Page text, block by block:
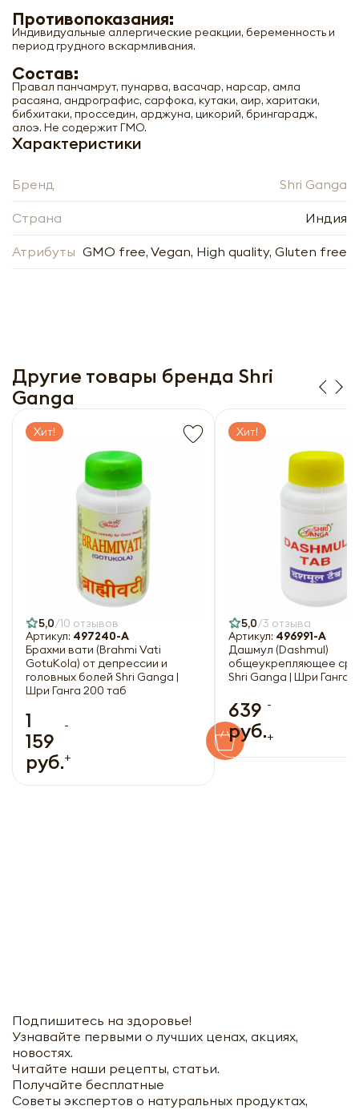
Противопоказания:
Индивидуальные аллергические реакции, беременность и
период грудного вскармливания.
Состав:
Правал панчамрут, пунарва, васачар, нарсар, амла
расаяна, андрографис, сарфока, кутаки, аир, харитаки,
бибхитаки, просседин, арджуна, цикорий, брингарадж,
алоэ. Не содержит ГМО.
Характеристики
Бренд Shri Ganga
Страна Индия
Атрибуты GMO free, Vegan, High quality, Gluten free
Другие товары бренда Shri
Ganga
Хит!
5,0 10 отзывов
Артикул: 497240-A
Брахми вати (Brahmi Vati
GotuKola) от депрессии и
головных болей Shri Ganga |
Шри Ганга 200 таб
1
159
руб.
-
+
Хит!
5,0 3 отзыва
Артикул: 496991-A
Дашмул (Dashmul)
общеукрепляющее
Shri Ganga | Шри Ганга
639
руб.
-
+
Подпишитесь на здоровье!
Узнавайте первыми о лучших ценах, акциях,
новостях.
Читайте наши рецепты, статьи.
Получайте бесплатные
Советы экспертов о натуральных продуктах,
27.07.2006 года № 152-ФЗ «О персональных
данных», на условиях и для целей, определённых в
Согласии на обработку
Заполняя форму я даю свое согласие на email
рассылку
Ливон Плюс (Livone Plus) для печени и
ЖКТ Shri Ganga | Шри Ганга 100 таб
-
данных», на условиях и для целей, определённых в
Согласии на обработкуперсональных данных
Заполняя форму я даю свое согласие на email
рассылку